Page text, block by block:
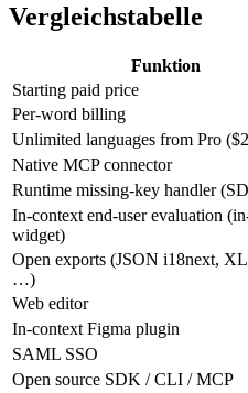
Vergleichstabelle
Funktion
Starting paid price
Per-word billing
Unlimited languages from Pro
Native MCP connector
Runtime missing-key handler
In-context end-user evaluation
widget)
Open exports (JSON i18next,
…)
Web editor
In-context Figma plugin
SAML SSO
Open source SDK / CLI / MCP